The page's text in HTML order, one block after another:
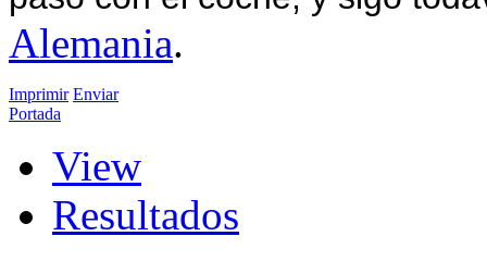
Alemania.
Imprimir Enviar
Portada
View
Resultados